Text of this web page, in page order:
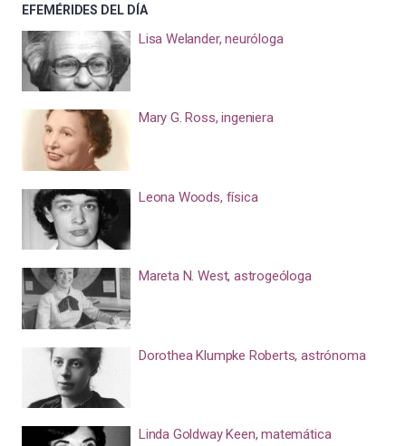
EFEMÉRIDES DEL DÍA
Lisa Welander, neuróloga
Mary G. Ross, ingeniera
Leona Woods, física
Mareta N. West, astrogeóloga
Dorothea Klumpke Roberts, astrónoma
Linda Goldway Keen, matemática